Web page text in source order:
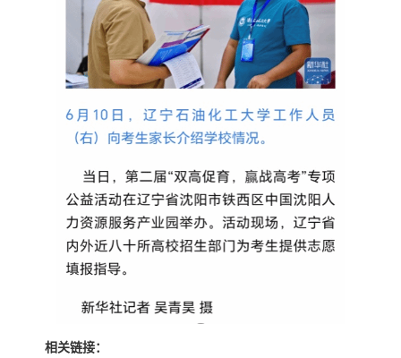
相关链接：